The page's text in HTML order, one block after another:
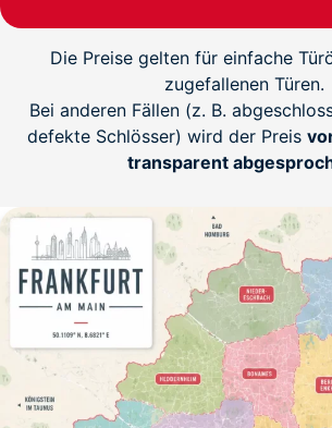
Die Preise gelten für einfache
zugefallenen Türen.
Bei anderen Fällen (z. B.
defekte Schlösser) wird der Preis
transparent